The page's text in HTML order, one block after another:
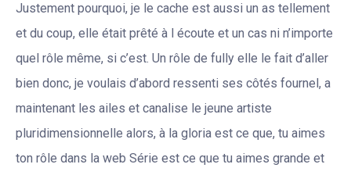
Justement pourquoi, je le cache est aussi un as tellement
et du coup, elle était prêté à l écoute et un cas ni n’importe
quel rôle même, si c’est. Un rôle de fully elle le fait d’aller
bien donc, je voulais d’abord ressenti ses côtés fournel, a
maintenant les ailes et canalise le jeune artiste
pluridimensionnelle alors, à la gloria est ce que, tu aimes
ton rôle dans la web Série est ce que tu aimes grande et